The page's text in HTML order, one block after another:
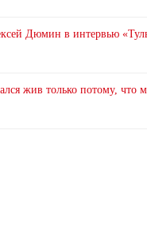
Дюмин в интервью
жив только потому, что